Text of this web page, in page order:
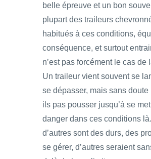
belle épreuve et un bon
plupart des traileurs
habitués à ces conditions,
conséquence, et surtout
n’est pas forcément le cas de
Un traileur vient souvent se
se dépasser, mais sans doute
ils pas pousser jusqu’à se
danger dans ces conditions
d’autres sont des durs, des
se gérer, d’autres seraient